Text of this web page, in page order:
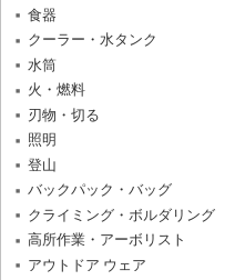
食器
クーラー・水タンク
水筒
火・燃料
刃物・切る
照明
登山
バックパック・バッグ
クライミング・ボルダリング
高所作業・アーボリスト
アウトドア ウェア